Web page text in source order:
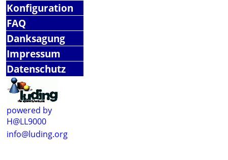
Konfiguration
FAQ
Danksagung
Impressum
Datenschutz
powered by
H@LL9000
info@luding.org